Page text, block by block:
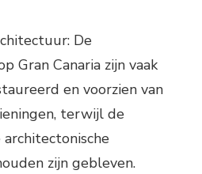
De
Gran Canaria zijn vaak
en voorzien van
terwijl de
zijn gebleven.